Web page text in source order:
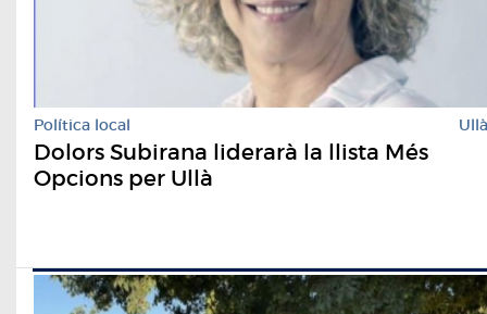
Política local Ullà
Dolors Subirana liderarà la llista Més
Opcions per Ullà